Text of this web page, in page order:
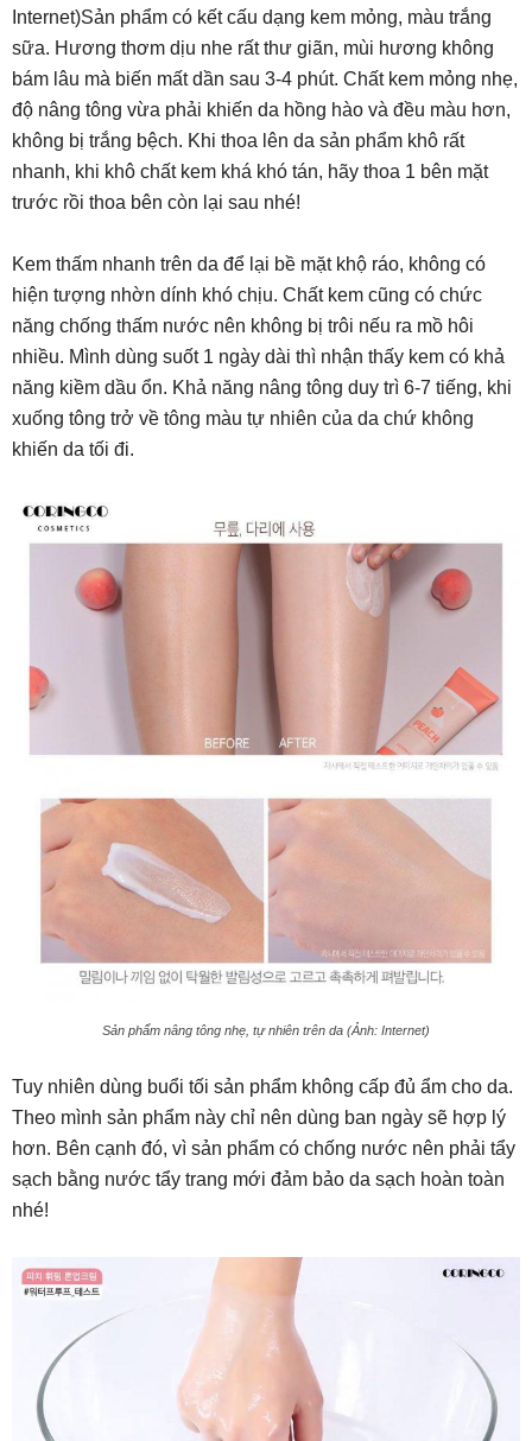
Internet)Sản phẩm có kết cấu dạng kem mỏng, màu trắng
sữa. Hương thơm dịu nhe rất thư giãn, mùi hương không
bám lâu mà biến mất dần sau 3-4 phút. Chất kem mỏng nhẹ,
độ nâng tông vừa phải khiến da hồng hào và đều màu hơn,
không bị trắng bệch. Khi thoa lên da sản phẩm khô rất
nhanh, khi khô chất kem khá khó tán, hãy thoa 1 bên mặt
trước rồi thoa bên còn lại sau nhé!
Kem thấm nhanh trên da để lại bề mặt khộ ráo, không có
hiện tượng nhờn dính khó chịu. Chất kem cũng có chức
năng chống thấm nước nên không bị trôi nếu ra mồ hôi
nhiều. Mình dùng suốt 1 ngày dài thì nhận thấy kem có khả
năng kiềm dầu ổn. Khả năng nâng tông duy trì 6-7 tiếng, khi
xuống tông trở về tông màu tự nhiên của da chứ không
khiến da tối đi.
Sản phẩm nâng tông nhẹ, tự nhiên trên da (Ảnh: Internet)
Tuy nhiên dùng buổi tối sản phẩm không cấp đủ ẩm cho da.
Theo mình sản phẩm này chỉ nên dùng ban ngày sẽ hợp lý
hơn. Bên cạnh đó, vì sản phẩm có chống nước nên phải tẩy
sạch bằng nước tẩy trang mới đảm bảo da sạch hoàn toàn
nhé!